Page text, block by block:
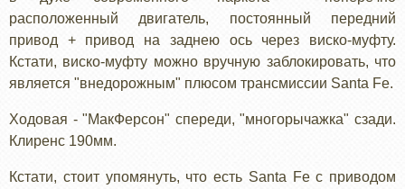
расположенный двигатель, постоянный передний
привод + привод на заднею ось через виско-муфту.
Кстати, виско-муфту можно вручную заблокировать, что
является "внедорожным" плюсом трансмиссии Santa Fe.
Ходовая - "МакФерсон" спереди, "многорычажка" сзади.
Клиренс 190мм.
Кстати, стоит упомянуть, что есть Santa Fe с приводом